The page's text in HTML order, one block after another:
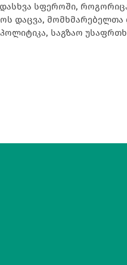
სფეროში,
დაცვა, განათლება,
საგზაო